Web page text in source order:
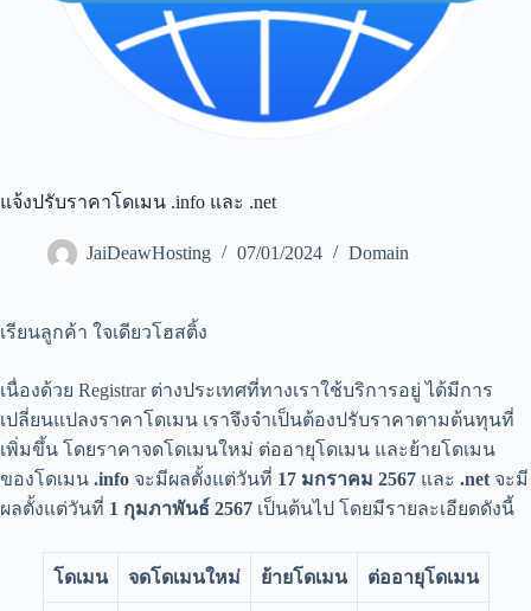
แจ้งปรับราคาโดเมน .info และ .net
JaiDeawHosting 07/01/2024 Domain
เรียนลูกค้า ใจเดียวโฮสติ้ง
เนื่องด้วย Registrar ต่างประเทศที่ทางเราใช้บริการอยู่ ได้มีการ
เปลี่ยนแปลงราคาโดเมน เราจึงจำเป็นต้องปรับราคาตามต้นทุนที่
เพิ่มขึ้น โดยราคาจดโดเมนใหม่ ต่ออายุโดเมน และย้ายโดเมน
ของโดเมน .info จะมีผลตั้งแต่วันที่ 17 มกราคม 2567 และ .net จะมี
ผลตั้งแต่วันที่ 1 กุมภาพันธ์ 2567 เป็นต้นไป โดยมีรายละเอียดดังนี้
โดเมน จดโดเมนใหม่ ย้ายโดเมน ต่ออายุโดเมน